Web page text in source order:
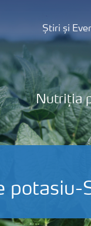
Știri și
Nutriția
potasiu-